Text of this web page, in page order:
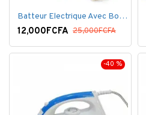
Batteur Electrique Avec Bol en inox
12,000FCFA 25,000FCFA
-40 %